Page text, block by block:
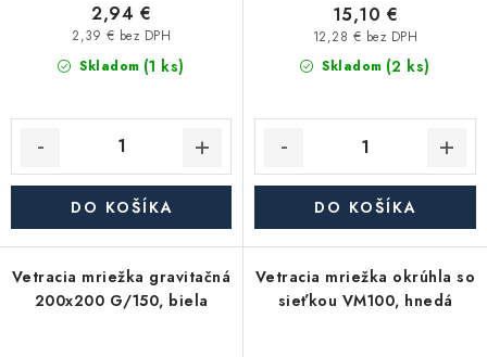
Skladom (1 ks)
2,39 € bez DPH
2,94 €
DO KOŠÍKA
Skladom (2 ks)
12,28 € bez DPH
15,10 €
DO KOŠÍKA
Vetracia mriežka gravitačná
200x200 G/150, biela
Vetracia mriežka okrúhla so
sieťkou VM100, hnedá